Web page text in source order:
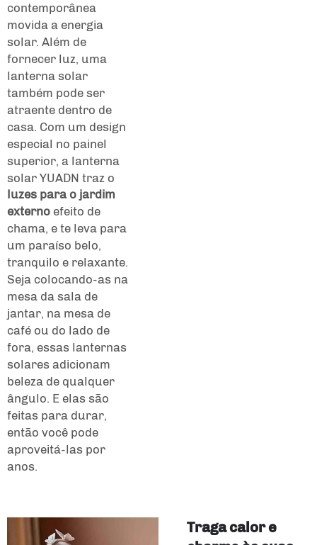
contemporânea
movida a energia
solar. Além de
fornecer luz, uma
lanterna solar
também pode ser
atraente dentro de
casa. Com um design
especial no painel
superior, a lanterna
solar YUADN traz o
luzes para o jardim
externo efeito de
chama, e te leva para
um paraíso belo,
tranquilo e relaxante.
Seja colocando-as na
mesa da sala de
jantar, na mesa de
café ou do lado de
fora, essas lanternas
solares adicionam
beleza de qualquer
ângulo. E elas são
feitas para durar,
então você pode
aproveitá-las por
anos.
Traga calor e